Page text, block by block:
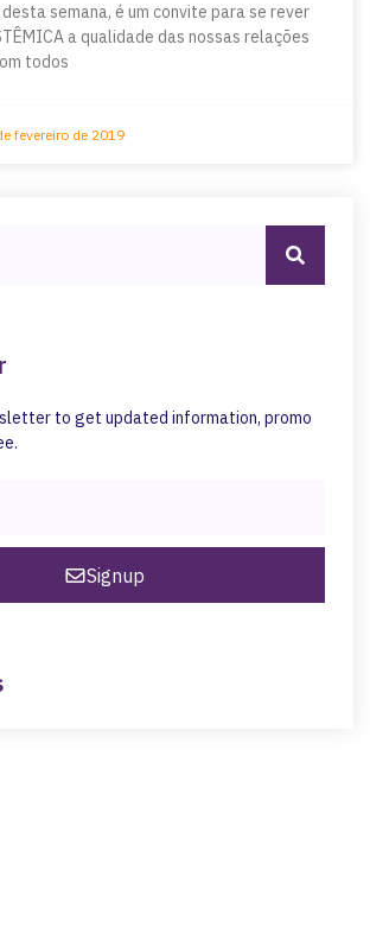
semana, é um convite para se rever
a qualidade das nossas relações
todos
fevereiro de 2019
to get updated information, promo
Signup